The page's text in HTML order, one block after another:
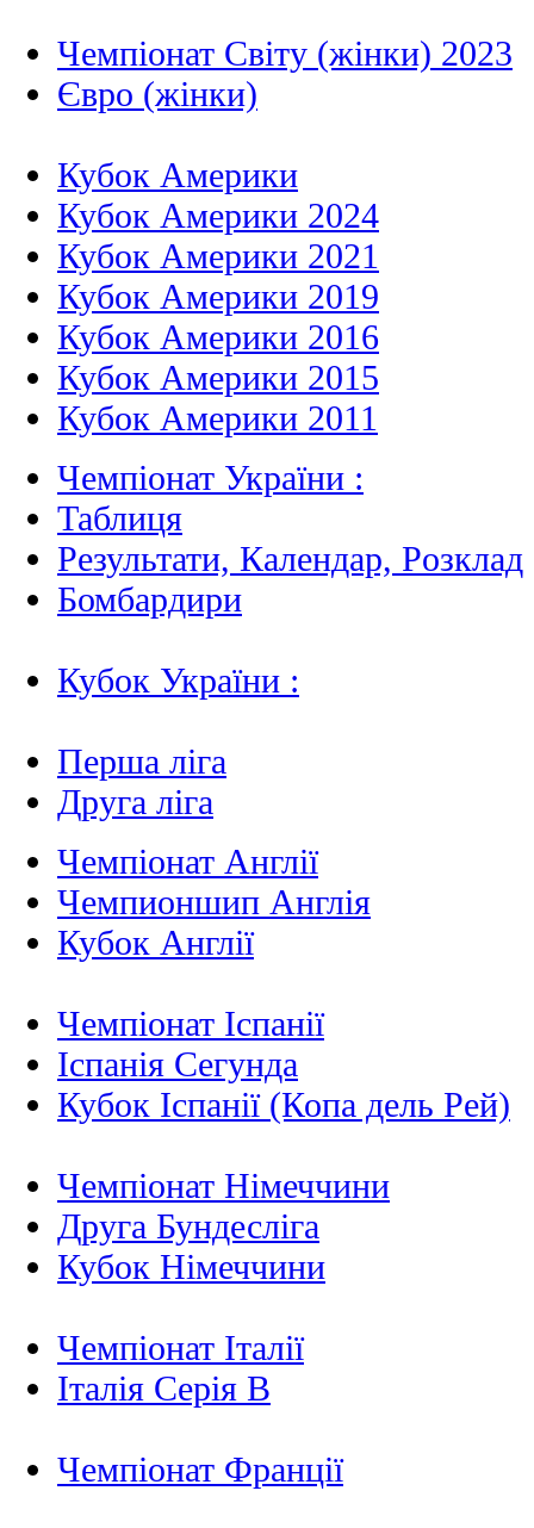
Чемпіонат Світу (жінки) 2023
Євро (жінки)
Кубок Америки
Кубок Америки 2024
Кубок Америки 2021
Кубок Америки 2019
Кубок Америки 2016
Кубок Америки 2015
Кубок Америки 2011
Чемпіонат України :
Таблиця
Результати, Календар, Poзклад
Бомбардири
Кубок України :
Перша ліга
Друга ліга
Чемпіонат Англії
Чемпионшип Англія
Кубок Англії
Чемпіонат Іспанії
Іспанія Сегунда
Кубок Іспанії (Копа дель Рей)
Чемпіонат Німеччини
Друга Бундесліга
Кубок Німеччини
Чемпіонат Італії
Італія Серія B
Чемпіонат Франції